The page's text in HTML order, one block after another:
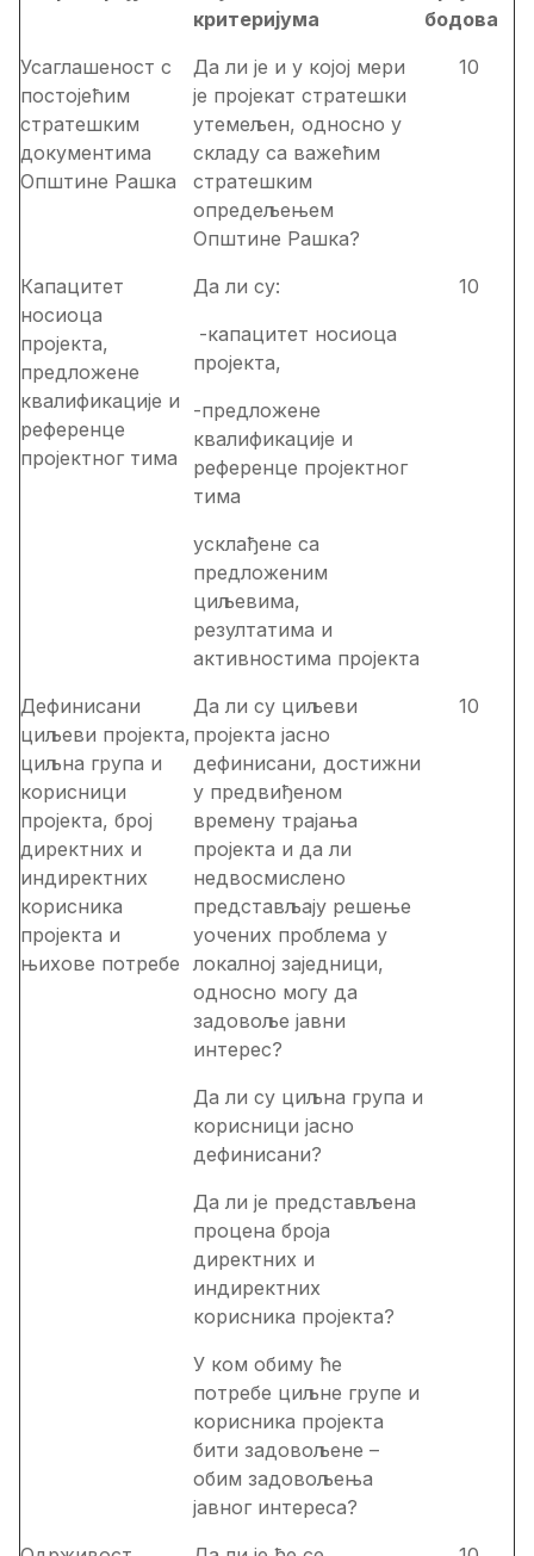
критеријума
бодова
Усаглашеност с
постојећим
стратешким
документима
Општине Рашка
Да ли је и у којој мери
је пројекат стратешки
утемељен, односно у
складу са важећим
стратешким
опредељењем
Општине Рашка?
10
Капацитет
носиоца
пројекта,
предложене
квалификације и
референце
пројектног тима
Да ли су:
-капацитет носиоца
пројекта,
-предложене
квалификације и
референце пројектног
тима
усклађене са
предложеним
циљевима,
резултатима и
активностима пројекта
10
Дефинисани
циљеви пројекта,
циљна група и
корисници
пројекта, број
директних и
индиректних
корисника
пројекта и
њихове потребе
Да ли су циљеви
пројекта јасно
дефинисани, достижни
у предвиђеном
времену трајања
пројекта и да ли
недвосмислено
представљају решење
уочених проблема у
локалној заједници,
односно могу да
задовоље јавни
интерес?
Да ли су циљна група и
корисници јасно
дефинисани?
Да ли је представљена
процена броја
директних и
индиректних
корисника пројекта?
У ком обиму ће
потребе циљне групе и
корисника пројекта
бити задовољене –
обим задовољења
јавног интереса?
10